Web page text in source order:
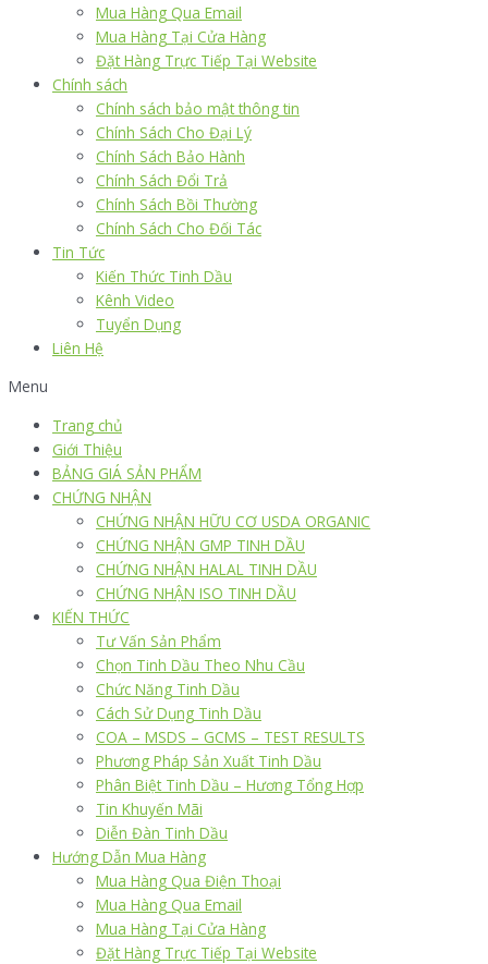
Mua Hàng Qua Email
Mua Hàng Tại Cửa Hàng
Đặt Hàng Trực Tiếp Tại Website
Chính sách
Chính sách bảo mật thông tin
Chính Sách Cho Đại Lý
Chính Sách Bảo Hành
Chính Sách Đổi Trả
Chính Sách Bồi Thường
Chính Sách Cho Đối Tác
Tin Tức
Kiến Thức Tinh Dầu
Kênh Video
Tuyển Dụng
Liên Hệ
Menu
Trang chủ
Giới Thiệu
BẢNG GIÁ SẢN PHẨM
CHỨNG NHẬN
CHỨNG NHẬN HỮU CƠ USDA ORGANIC
CHỨNG NHẬN GMP TINH DẦU
CHỨNG NHẬN HALAL TINH DẦU
CHỨNG NHẬN ISO TINH DẦU
KIẾN THỨC
Tư Vấn Sản Phẩm
Chọn Tinh Dầu Theo Nhu Cầu
Chức Năng Tinh Dầu
Cách Sử Dụng Tinh Dầu
COA – MSDS – GCMS – TEST RESULTS
Phương Pháp Sản Xuất Tinh Dầu
Phân Biệt Tinh Dầu – Hương Tổng Hợp
Tin Khuyến Mãi
Diễn Đàn Tinh Dầu
Hướng Dẫn Mua Hàng
Mua Hàng Qua Điện Thoại
Mua Hàng Qua Email
Mua Hàng Tại Cửa Hàng
Đặt Hàng Trực Tiếp Tại Website